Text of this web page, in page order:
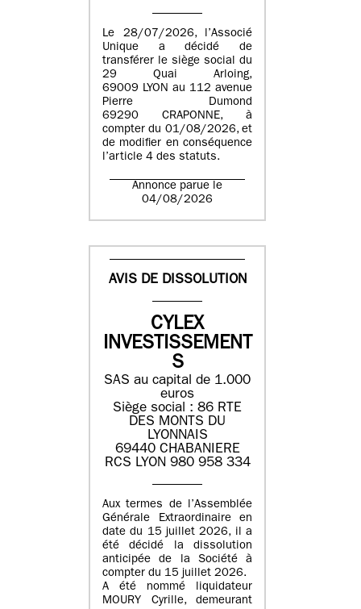
Le 28/07/2026, l’Associé
Unique a décidé de
transférer le siège social du
29 Quai Arloing,
69009 LYON au 112 avenue
Pierre Dumond
69290 CRAPONNE, à
compter du 01/08/2026, et
de modifier en conséquence
l’article 4 des statuts.
Annonce parue le
04/08/2026
AVIS DE DISSOLUTION
CYLEX
INVESTISSEMENT
S
SAS au capital de 1.000
euros
Siège social : 86 RTE
DES MONTS DU
LYONNAIS
69440 CHABANIERE
RCS LYON 980 958 334
Aux termes de l’Assemblée
Générale Extraordinaire en
date du 15 juillet 2026, il a
été décidé la dissolution
anticipée de la Société à
compter du 15 juillet 2026.
A été nommé liquidateur
MOURY Cyrille, demeurant